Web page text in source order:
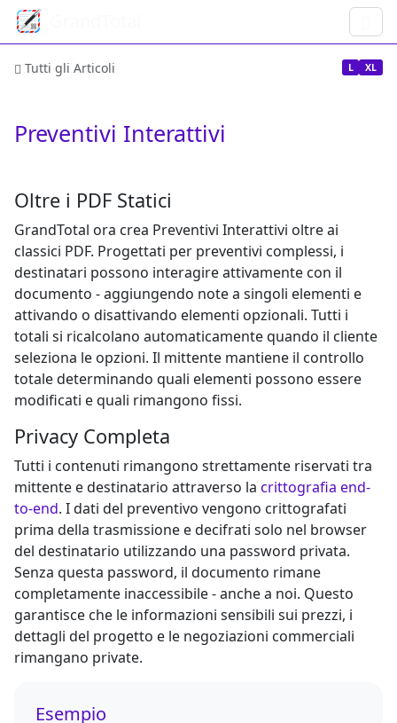
Tutti gli Articoli L XL
Preventivi Interattivi
Oltre i PDF Statici
GrandTotal ora crea Preventivi Interattivi oltre ai
classici PDF. Progettati per preventivi complessi, i
destinatari possono interagire attivamente con il
documento - aggiungendo note a singoli elementi e
attivando o disattivando elementi opzionali. Tutti i
totali si ricalcolano automaticamente quando il cliente
seleziona le opzioni. Il mittente mantiene il controllo
totale determinando quali elementi possono essere
modificati e quali rimangono fissi.
Privacy Completa
Tutti i contenuti rimangono strettamente riservati tra
mittente e destinatario attraverso la crittografia end-
to-end. I dati del preventivo vengono crittografati
prima della trasmissione e decifrati solo nel browser
del destinatario utilizzando una password privata.
Senza questa password, il documento rimane
completamente inaccessibile - anche a noi. Questo
garantisce che le informazioni sensibili sui prezzi, i
dettagli del progetto e le negoziazioni commerciali
rimangano private.
Esempio